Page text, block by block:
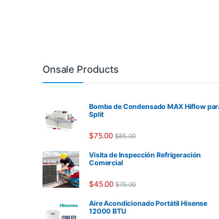
Onsale Products
Bomba de Condensado MAX Hiflow
Split
$75.00 $85.00
Visita de Inspección Refrigeración
Comercial
$45.00 $75.00
Aire Acondicionado Portátil Hisense
12000 BTU